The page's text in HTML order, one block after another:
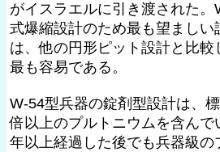
がイスラエルに引き渡された
式爆縮設計のため最も望まし
は、他の円形ピット設計と比
最も容易である。
W-54型兵器の錠剤型設計は、
倍以上のプルトニウムを含ん
年以上経過した後でも兵器級の